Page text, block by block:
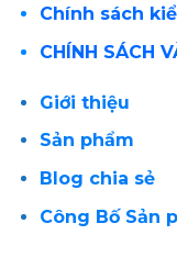
Chính sách
CHÍNH SÁCH
Giới thiệu
Sản phẩm
Blog chia sẻ
Công Bố Sản